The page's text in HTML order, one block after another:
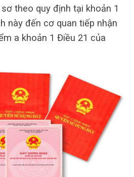
theo quy định tại khoản 1
này đến cơ quan tiếp nhận
a khoản 1 Điều 21 của